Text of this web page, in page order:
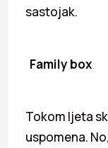
sastojak.
Family box
Tokom ljeta
uspomena.